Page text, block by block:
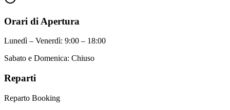
Orari di Apertura
Lunedì – Venerdì: 9:00 – 18:00
Sabato e Domenica: Chiuso
Reparti
Reparto Booking